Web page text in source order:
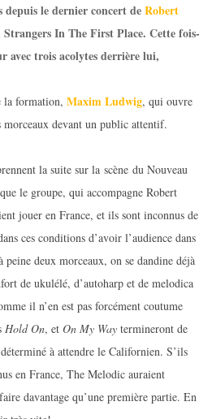
depuis le dernier concert deRobert
In The First Place. Cette fois-
avec trois acolytes derrière lui,
la formation, Maxim Ludwig, qui ouvre
morceaux devant un public attentif.
la suite sur la scène du Nouveau
le groupe, qui accompagne Robert
jouer en France, et ils sont inconnus de
ces conditions d’avoir l’audience dans
peine deux morceaux, on se dandine déjà
de ukulélé, d’autoharp et de melodica
il n’en est pas forcément coutume
Hold On, et On My Way termineront de
à attendre le Californien. S’ils
en France, The Melodic auraient
davantage qu’une première partie. En